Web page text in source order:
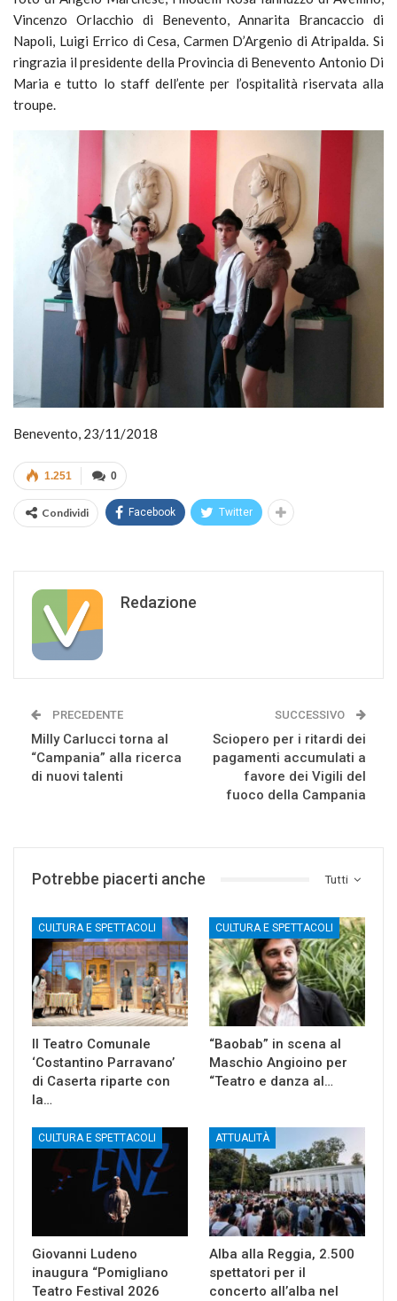
Vincenzo Orlacchio di Benevento, Annarita Brancaccio di
Napoli, Luigi Errico di Cesa, Carmen D’Argenio di Atripalda. Si
ringrazia il presidente della Provincia di Benevento Antonio Di
Maria e tutto lo staff dell’ente per l’ospitalità riservata alla
troupe.
Benevento, 23/11/2018
0
1.251
Condividi Facebook Twitter
Redazione
PRECEDENTE
Milly Carlucci torna al
“Campania” alla ricerca
di nuovi talenti
SUCCESSIVO
Sciopero per i ritardi dei
pagamenti accumulati a
favore dei Vigili del
fuoco della Campania
Tutti
Potrebbe piacerti anche
CULTURA E SPETTACOLI
Il Teatro Comunale
‘Costantino Parravano’
di Caserta riparte con
la…
CULTURA E SPETTACOLI
“Baobab” in scena al
Maschio Angioino per
“Teatro e danza al…
CULTURA E SPETTACOLI
Giovanni Ludeno
inaugura “Pomigliano
Teatro Festival 2026
ATTUALITÀ
Alba alla Reggia, 2.500
spettatori per il
concerto all’alba nel